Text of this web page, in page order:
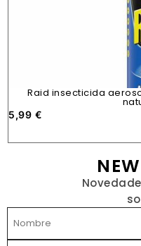
Raid insecticida
5,99 €